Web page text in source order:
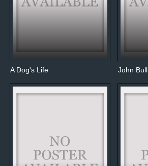
A Dog's Life John Bull